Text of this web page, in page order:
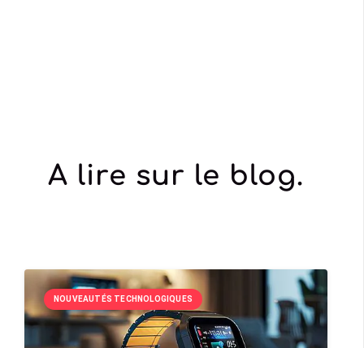
A lire sur le blog.
NOUVEAUTÉS TECHNOLOGIQUES